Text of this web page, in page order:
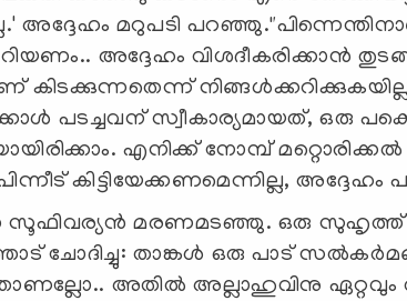
അദ്ദേഹം മറുപടി
അദ്ദേഹം വിശദീകരിക്കാൻ
കിടക്കുന്നതെന്ന്
പടച്ചവന് സ്വീകാര്യമായത്, ഒരു
എനിക്ക് നോമ്പ്
കിട്ടിയേക്കണമെന്നില്ല, അദ്ദേഹം
മരണമടഞ്ഞു. ഒരു സുഹൃത്ത്
ചോദിച്ചു: താങ്കൾ ഒരു പാട്
അതിൽ അല്ലാഹുവിനു ഏറ്റവും